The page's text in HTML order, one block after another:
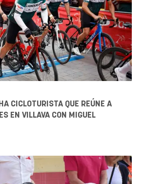
CICLOTURISTA QUE REÚNE A
EN VILLAVA CON MIGUEL